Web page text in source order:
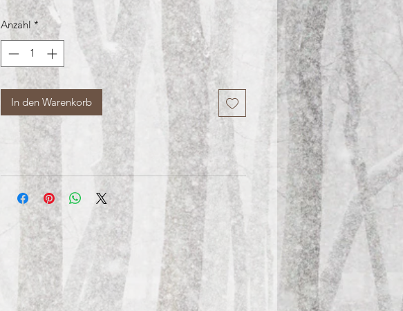
Anzahl *
In den Warenkorb